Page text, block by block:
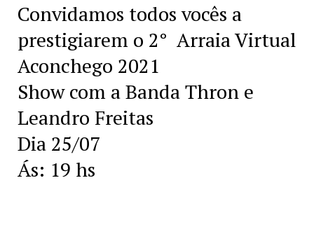
Convidamos todos vocês a
prestigiarem o 2° Arraia Virtual
Aconchego 2021
Show com a Banda Thron e
Leandro Freitas
Dia 25/07
Ás: 19 hs